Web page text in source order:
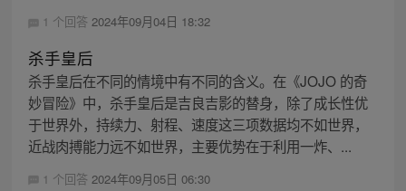
1 个回答 2024年09月04日 18:32
杀手皇后
杀手皇后在不同的情境中有不同的含义。在《JOJO 的奇
妙冒险》中，杀手皇后是吉良吉影的替身，除了成长性优
于世界外，持续力、射程、速度这三项数据均不如世界，
近战肉搏能力远不如世界，主要优势在于利用一炸、...
1 个回答 2024年09月05日 06:30